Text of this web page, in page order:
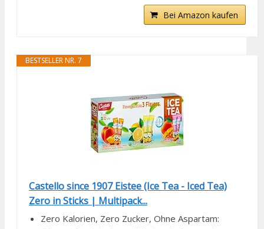
Bei Amazon kaufen
BESTSELLER NR. 7
Castello since 1907 Eistee (Ice Tea - Iced Tea)
Zero in Sticks | Multipack...
Zero Kalorien, Zero Zucker, Ohne Aspartam: